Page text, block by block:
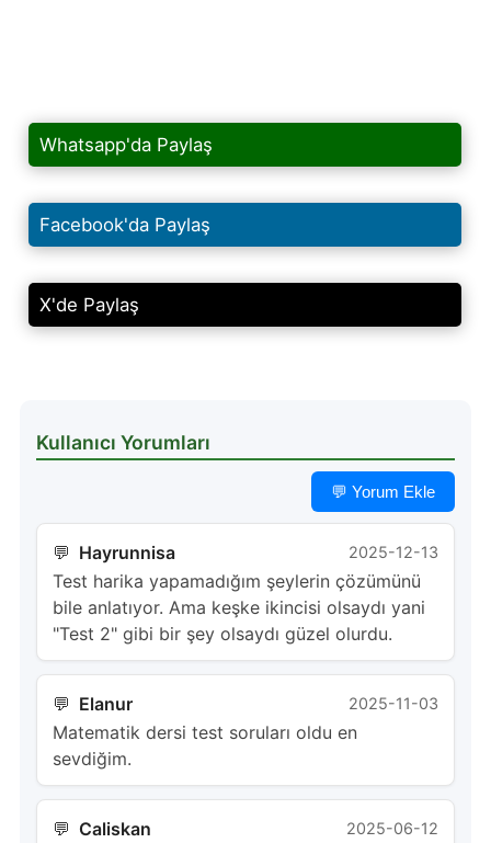
Whatsapp'da Paylaş
Facebook'da Paylaş
X'de Paylaş
Kullanıcı Yorumları
💬 Yorum Ekle
Hayrunnisa 2025-12-13
Test harika yapamadığım şeylerin çözümünü
bile anlatıyor. Ama keşke ikincisi olsaydı yani
"Test 2" gibi bir şey olsaydı güzel olurdu.
Elanur 2025-11-03
Matematik dersi test soruları oldu en
sevdiğim.
Caliskan 2025-06-12